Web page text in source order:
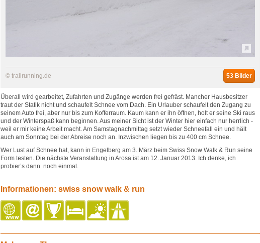
© trailrunning.de 53 Bilder
Überall wird gearbeitet, Zufahrten und Zugänge werden frei gefräst. Mancher Hausbesitzer
traut der Statik nicht und schaufelt Schnee vom Dach. Ein Urlauber schaufelt den Zugang zu
seinem Auto frei, aber nur bis zum Kofferraum. Kaum kann er ihn öffnen, holt er seine Ski raus
und der Winterspaß kann beginnen. Aus meiner Sicht ist der Winter hier einfach nur herrlich -
weil er mir keine Arbeit macht. Am Samstagnachmittag setzt wieder Schneefall ein und hält
auch am Sonntag bei der Abreise noch an. Inzwischen liegen bis zu 400 cm Schnee.
Wer Lust auf Schnee hat, kann in Engelberg am 3. März beim Swiss Snow Walk & Run seine
Form testen. Die nächste Veranstaltung in Arosa ist am 12. Januar 2013. Ich denke, ich
probier’s dann noch einmal.
Informationen: swiss snow walk & run